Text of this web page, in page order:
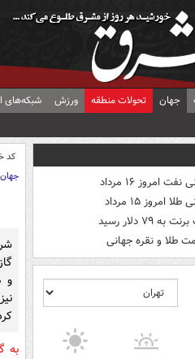
جهان تحولات منطقه ورزش شبکه‌های
امروز ۱۶ مرداد
امروز ۱۵ مرداد
۷۹ دلار رسید
طلا و نقره جهانی
کد
جهان
و
به